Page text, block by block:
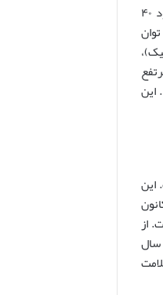
سرزمین بلاروس عمدتاً از دشت های پست و مناطق باتلاقی گسترده تشکیل شده است. بخش قابل توجهی از کشور، حدود ۴۰
قرار دارد. این
این
از
سال